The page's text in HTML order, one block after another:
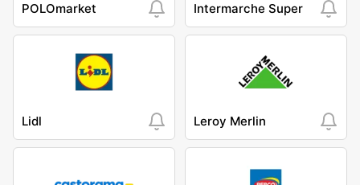
POLOmarket Intermarche Super
Lidl Leroy Merlin